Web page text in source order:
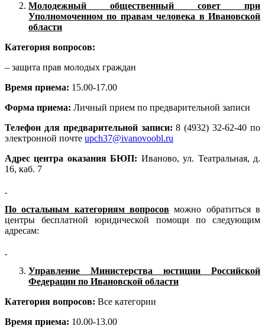
Молодежный общественный совет при
Уполномоченном по правам человека в Ивановской
области
Категория вопросов:
– защита прав молодых граждан
Время приема: 15.00-17.00
Форма приема: Личный прием по предварительной записи
Телефон для предварительной записи:8 (4932) 32-62-40 по
электронной почте upch37@ivanovoobl.ru
Адрес центра оказания БЮП: Иваново, ул. Театральная, д.
16, каб. 7
По остальным категориям вопросов можно обратиться в
центры бесплатной юридической помощи по следующим
адресам:
Управление Министерства юстиции Российской
Федерации по Ивановской области
Категория вопросов: Все категории
Время приема: 10.00-13.00